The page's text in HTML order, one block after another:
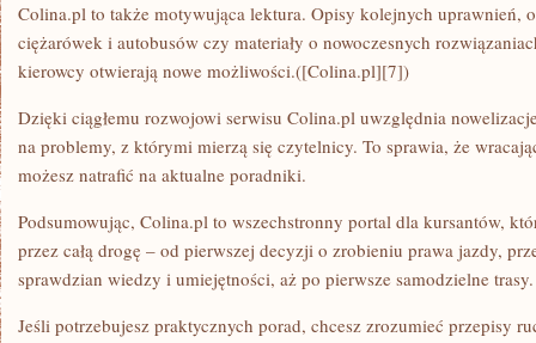
Colina.pl to także motywująca lektura. Opisy kolejnych uprawnień,
ciężarówek i autobusów czy materiały o nowoczesnych
kierowcy otwierają nowe możliwości.([Colina.pl][7])
Dzięki ciągłemu rozwojowi serwisu Colina.pl uwzględnia
na problemy, z którymi mierzą się czytelnicy. To sprawia, że
możesz natrafić na aktualne poradniki.
Podsumowując, Colina.pl to wszechstronny portal dla kursantów,
przez całą drogę – od pierwszej decyzji o zrobieniu prawa jazdy,
sprawdzian wiedzy i umiejętności, aż po pierwsze samodzielne trasy.
Jeśli potrzebujesz praktycznych porad, chcesz zrozumieć przepisy